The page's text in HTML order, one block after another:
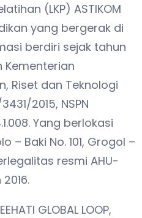
(LKP) ASTIKOM
yang bergerak di
berdiri sejak tahun
Kementerian
Riset dan Teknologi
2015, NSPN
Yang berlokasi
– Baki No. 101, Grogol –
resmi AHU-
GLOBAL LOOP,